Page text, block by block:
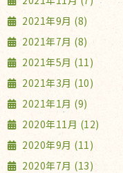
2021年9月 (8)
2021年7月 (8)
2021年5月 (11)
2021年3月 (10)
2021年1月 (9)
2020年11月 (12)
2020年9月 (11)
2020年7月 (13)